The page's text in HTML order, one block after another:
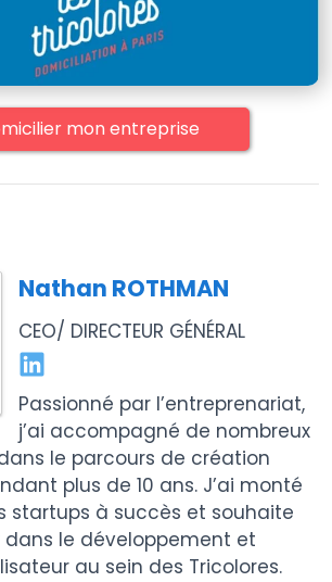
mon entreprise
Nathan ROTHMAN
CEO/ DIRECTEUR GÉNÉRAL
Passionné par l’entreprenariat,
j’ai accompagné de nombreux
le parcours de création
plus de 10 ans. J’ai monté
startups à succès et souhaite
le développement et
au sein des Tricolores.